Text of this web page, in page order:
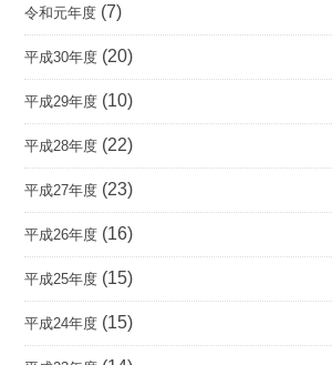
令和元年度 (7)
平成30年度 (20)
平成29年度 (10)
平成28年度 (22)
平成27年度 (23)
平成26年度 (16)
平成25年度 (15)
平成24年度 (15)